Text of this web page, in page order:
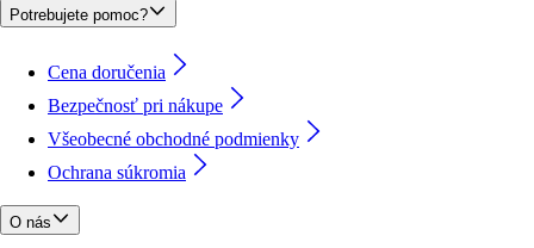
Potrebujete pomoc?
Cena doručenia
Bezpečnosť pri nákupe
Všeobecné obchodné podmienky
Ochrana súkromia
O nás